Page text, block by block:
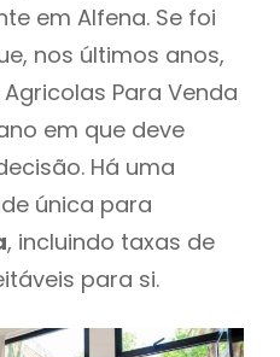
em Alfena. Se foi
nos últimos anos,
Para Venda
em que deve
Há uma
única para
, incluindo taxas de
para si.